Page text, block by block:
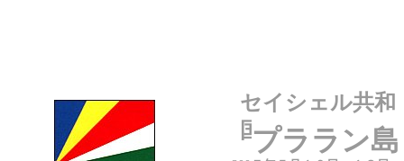
プララン島
セイシェル共和
国